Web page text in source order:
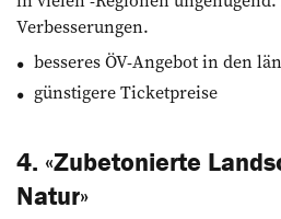
Verbesserungen.
besseres ÖV-Angebot in den
günstigere Ticketpreise
4. «Zubetonierte
Natur»